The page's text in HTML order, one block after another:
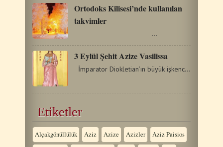
Ortodoks Kilisesi’nde kullanılan
takvimler
…
3 Eylül Şehit Azize Vasilissa
İmparator Diokletian’ın büyük işkenceleri zamanında…
Etiketler
Alçakgönüllülük Aziz Azize Azizler Aziz Paisios